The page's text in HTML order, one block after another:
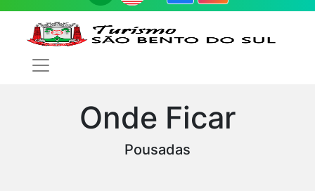
Onde Ficar
Pousadas